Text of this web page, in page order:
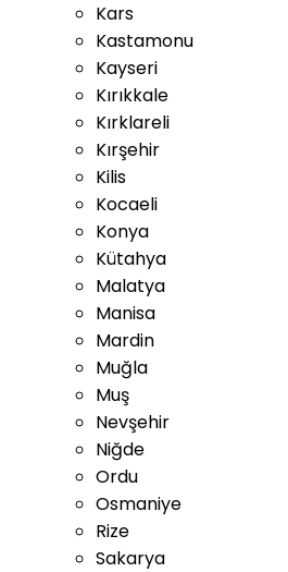
Kars
Kastamonu
Kayseri
Kırıkkale
Kırklareli
Kırşehir
Kilis
Kocaeli
Konya
Kütahya
Malatya
Manisa
Mardin
Muğla
Muş
Nevşehir
Niğde
Ordu
Osmaniye
Rize
Sakarya